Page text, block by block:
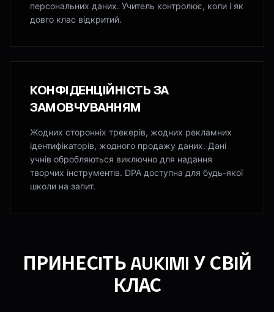
персональних даних. Учитель контролює, коли і як
довго клас відкритий.
КОНФІДЕНЦІЙНІСТЬ ЗА
ЗАМОВЧУВАННЯМ
Жодних сторонніх трекерів, жодних рекламних
ідентифікаторів, жодного продажу даних. Дані
учнів обробляються виключно для надання
творчих інструментів. DPA доступна для будь-якої
школи на запит.
ПРИНЕСІТЬ AUKIMI У СВІЙ
КЛАС